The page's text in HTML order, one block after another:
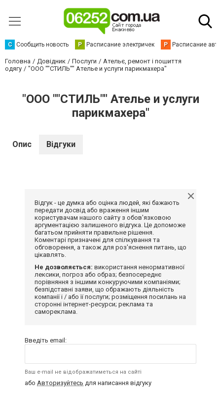
С Сообщить новость Р Расписание электричек Р Расписание
Головна Довідник Послуги
Ательє, ремонт і пошиття
одягу
"ООО ""СТИЛЬ"" Ателье и услуги парикмахера"
"ООО ""СТИЛЬ"" Ателье и услуги
парикмахера"
Опис Відгуки
Відгук - це думка або оцінка людей, які бажають
передати досвід або враження іншим
користувачам нашого сайту з обов'язковою
аргументацією залишеного відгука. Це допоможе
багатьом прийняти правильне рішення.
Коментарі призначені для спілкування та
обговорення, а також для роз'яснення питань, що
цікавлять.
Не дозволяється: використання ненормативної
лексики, погроз або образ; безпосереднє
порівняння з іншими конкуруючими компаніями;
безпідставні заяви, що ображають діяльність
компанії і / або її послуги; розміщення посилань на
сторонні інтернет-ресурси; реклама та
самореклама.
Введіть email:
Ваш e-mail не відображатиметься на сайті
або Авторизуйтесь для написання відгуку